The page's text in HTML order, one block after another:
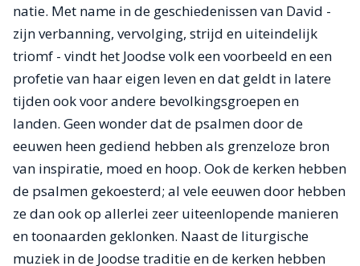
natie. Met name in de geschiedenissen van David -
zijn verbanning, vervolging, strijd en uiteindelijk
triomf - vindt het Joodse volk een voorbeeld en een
profetie van haar eigen leven en dat geldt in latere
tijden ook voor andere bevolkingsgroepen en
landen. Geen wonder dat de psalmen door de
eeuwen heen gediend hebben als grenzeloze bron
van inspiratie, moed en hoop. Ook de kerken hebben
de psalmen gekoesterd; al vele eeuwen door hebben
ze dan ook op allerlei zeer uiteenlopende manieren
en toonaarden geklonken. Naast de liturgische
muziek in de Joodse traditie en de kerken hebben